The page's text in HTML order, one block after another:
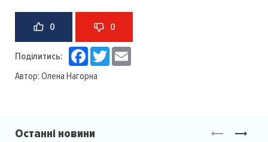
0 0
Поділитись: Facebook
Twitter
Автор: Олена Нагорна
Останні новини